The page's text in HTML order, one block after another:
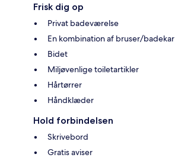
Frisk dig op
Privat badeværelse
En kombination af bruser/badekar
Bidet
Miljøvenlige toiletartikler
Hårtørrer
Håndklæder
Hold forbindelsen
Skrivebord
Gratis aviser